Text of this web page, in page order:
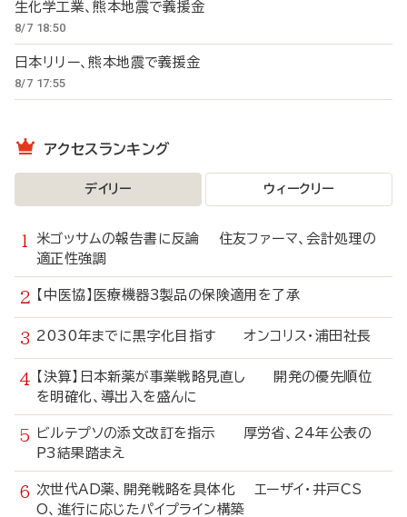
生化学工業、熊本地震で義援金
8/7 18:50
日本リリー、熊本地震で義援金
8/7 17:55
アクセスランキング
デイリー ウィークリー
米ゴッサムの報告書に反論 住友ファーマ、会計処理の
適正性強調
【中医協】医療機器3製品の保険適用を了承
2030年までに黒字化目指す オンコリス・浦田社長
【決算】日本新薬が事業戦略見直し 開発の優先順位
を明確化、導出入を盛んに
ビルテプソの添文改訂を指示 厚労省、24年公表の
P3結果踏まえ
次世代AD薬、開発戦略を具体化 エーザイ・井戸CS
O、進行に応じたパイプライン構築